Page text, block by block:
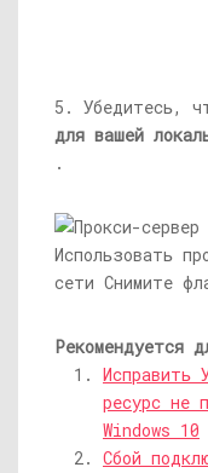
5. Убедитесь,
для вашей
.
Рекомендуется
Исправить
ресурс не
Windows 10
Сбой